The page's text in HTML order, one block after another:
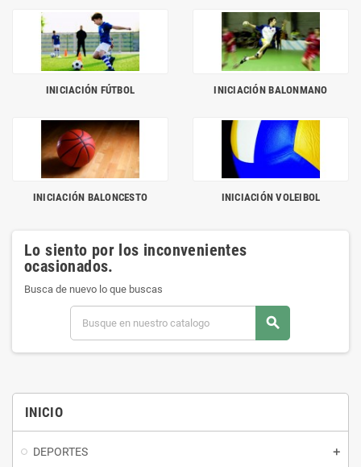
INICIO
DEPORTES
INICIACIÓN FÚTBOL INICIACIÓN BALONMANO
INICIACIÓN BALONCESTO INICIACIÓN VOLEIBOL
Lo siento por los inconvenientes
ocasionados.
Busca de nuevo lo que buscas
search